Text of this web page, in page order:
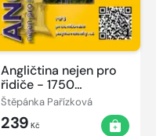
Angličtina nejen pro
řidiče - 1750
interaktivních
slovíček na doma i do
auta
Štěpánka Pařízková
239 Kč